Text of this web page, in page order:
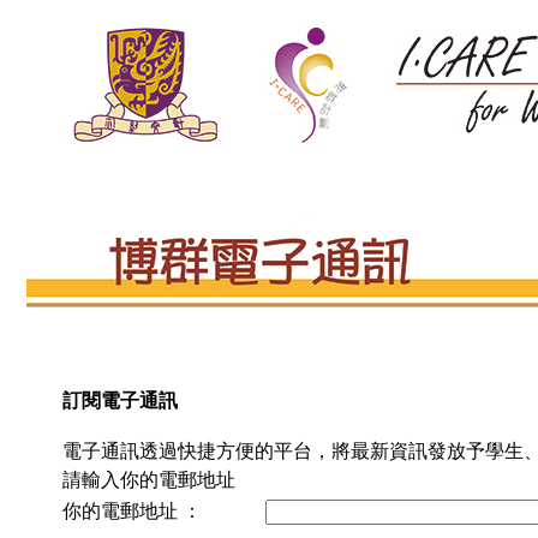
訂閱電子通訊
電子通訊透過快捷方便的平台，將最新資訊發放予學生
請輸入你的電郵地址
你的電郵地址 ：